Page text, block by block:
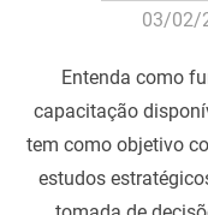
03/02/
Entenda como
capacitação
tem como objetivo
estudos